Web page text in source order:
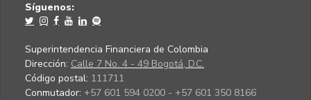
Síguenos:
Superintendencia Financiera de Colombia
Dirección: Calle 7 No. 4 - 49 Bogotá, D.C.
Código postal: 111711
Conmutador: +57 601 594 0200 - +57 601 350 8166